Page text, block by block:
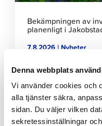
Denna webbplats
Vi använder cookies och
alla tjänster säkra,
sidan. Du väljer vilken
sekretessinställningar
Bekämpningen av
planenligt i
7.8.2026 | Nyheter
Klicka
för
att
läsa
artikeln